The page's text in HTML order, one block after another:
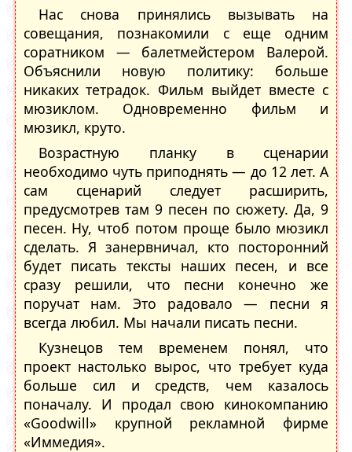
Нас снова принялись вызывать на
совещания, познакомили с еще одним
соратником — балетмейстером Валерой.
Объяснили новую политику: больше
никаких тетрадок. Фильм выйдет вместе с
мюзиклом. Одновременно фильм и
мюзикл, круто.
Возрастную планку в сценарии
необходимо чуть приподнять — до 12 лет. А
сам сценарий следует расширить,
предусмотрев там 9 песен по сюжету. Да, 9
песен. Ну, чтоб потом проще было мюзикл
сделать. Я занервничал, кто посторонний
будет писать тексты наших песен, и все
сразу решили, что песни конечно же
поручат нам. Это радовало — песни я
всегда любил. Мы начали писать песни.
Кузнецов тем временем понял, что
проект настолько вырос, что требует куда
больше сил и средств, чем казалось
поначалу. И продал свою кинокомпанию
«Goodwill» крупной рекламной фирме
«Иммедия».